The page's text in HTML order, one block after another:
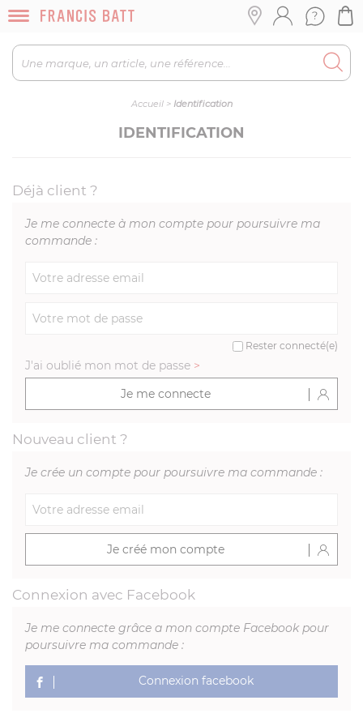
Accueil> Identification
IDENTIFICATION
Déjà client ?
Je me connecte à mon compte pour poursuivre ma
commande :
Rester connecté(e)
J'ai oublié mon mot de passe >
Je me connecte
Nouveau client ?
Je crée un compte pour poursuivre ma commande :
Je créé mon compte
Connexion avec Facebook
Je me connecte grâce a mon compte Facebook pour
poursuivre ma commande :
Connexion facebook